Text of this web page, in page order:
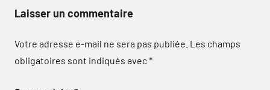
Laisser un commentaire
Votre adresse e-mail ne sera pas publiée. Les champs
obligatoires sont indiqués avec*